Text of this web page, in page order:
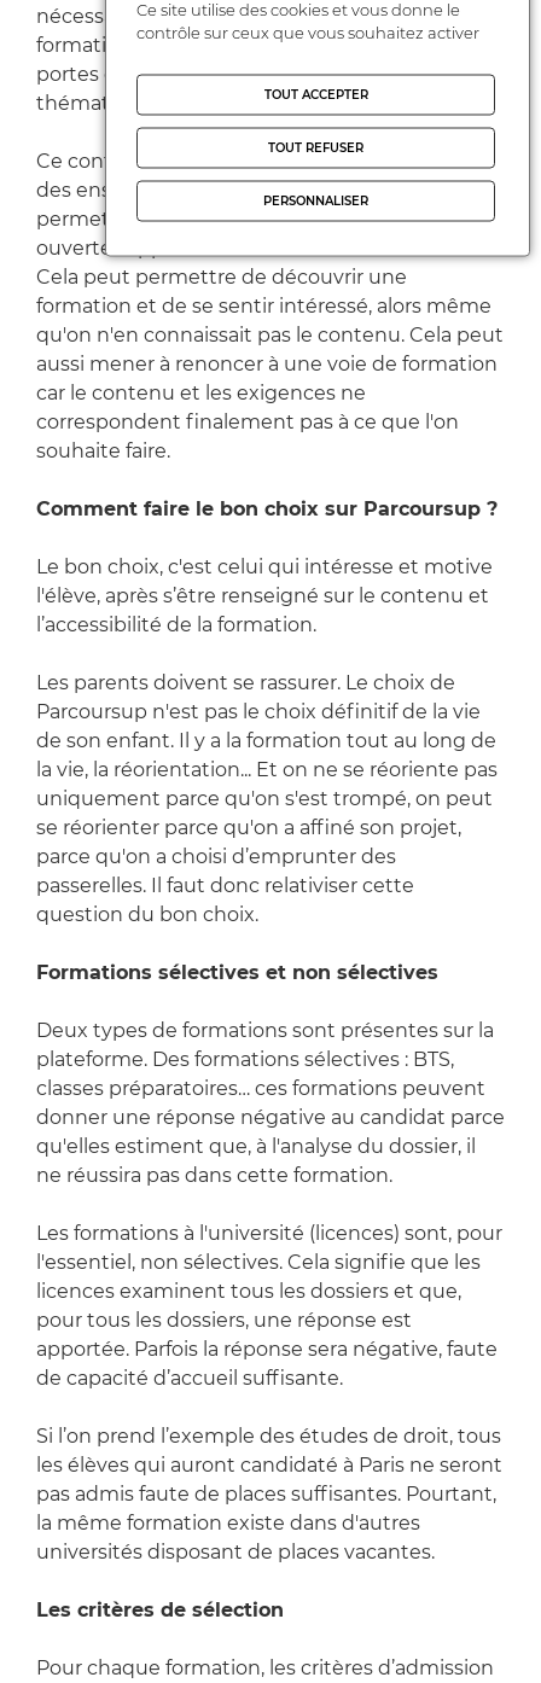
nécessaire, avec les responsables des
formations, avec des étudiants, lors des journées
portes ouvertes ou des conférences
thématiques.
Ce contact avec des responsables de formation,
des enseignants, des étudiants ambassadeurs
permet de se rassurer. Les journées portes
ouvertes apportent des informations concrètes.
Cela peut permettre de découvrir une
formation et de se sentir intéressé, alors même
qu'on n'en connaissait pas le contenu. Cela peut
aussi mener à renoncer à une voie de formation
car le contenu et les exigences ne
correspondent finalement pas à ce que l'on
souhaite faire.
Comment faire le bon choix sur Parcoursup ?
Le bon choix, c'est celui qui intéresse et motive
l'élève, après s’être renseigné sur le contenu et
l’accessibilité de la formation.
Les parents doivent se rassurer. Le choix de
Parcoursup n'est pas le choix définitif de la vie
de son enfant. Il y a la formation tout au long de
la vie, la réorientation... Et on ne se réoriente pas
uniquement parce qu'on s'est trompé, on peut
se réorienter parce qu'on a affiné son projet,
parce qu'on a choisi d’emprunter des
passerelles. Il faut donc relativiser cette
question du bon choix.
Formations sélectives et non sélectives
Deux types de formations sont présentes sur la
plateforme. Des formations sélectives : BTS,
classes préparatoires… ces formations peuvent
donner une réponse négative au candidat parce
qu'elles estiment que, à l'analyse du dossier, il
ne réussira pas dans cette formation.
Les formations à l'université (licences) sont, pour
l'essentiel, non sélectives. Cela signifie que les
licences examinent tous les dossiers et que,
pour tous les dossiers, une réponse est
apportée. Parfois la réponse sera négative, faute
de capacité d’accueil suffisante.
Si l’on prend l’exemple des études de droit, tous
les élèves qui auront candidaté à Paris ne seront
pas admis faute de places suffisantes. Pourtant,
la même formation existe dans d'autres
universités disposant de places vacantes.
Les critères de sélection
Pour chaque formation, les critères d’admission
Ce site utilise des cookies et vous donne le
contrôle sur ceux que vous souhaitez activer
TOUT ACCEPTER
TOUT REFUSER
PERSONNALISER